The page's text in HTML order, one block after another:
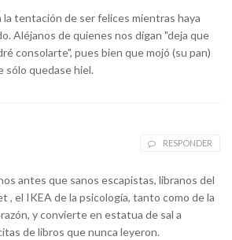
la tentación de ser felices mientras haya
Aléjanos de quienes nos digan "deja que
consolarte", pues bien que mojó (su pan)
quedase hiel.
RESPONDER
antes que sanos escapistas, libranos del
, el IKEA de la psicología, tanto como de la
y convierte en estatua de sal a
de libros que nunca leyeron.